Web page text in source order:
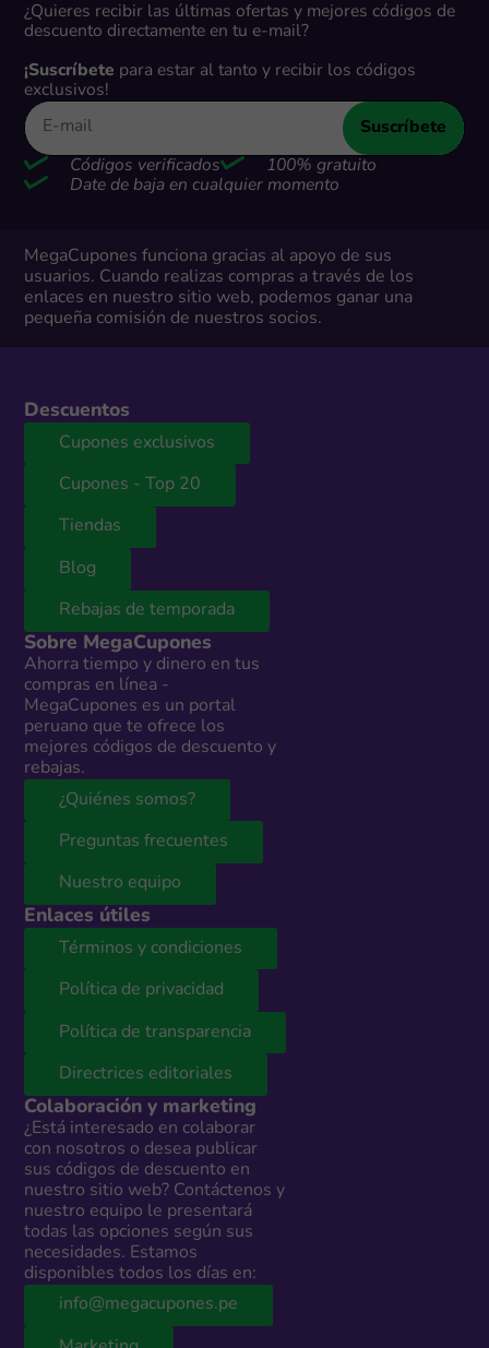
¿Quieres recibir las últimas ofertas y mejores códigos de
descuento directamente en tu e-mail?
¡Suscríbete para estar al tanto y recibir los códigos
exclusivos!
Suscríbete
Códigos verificados
100% gratuito
Date de baja en cualquier momento
MegaCupones funciona gracias al apoyo de sus
usuarios. Cuando realizas compras a través de los
enlaces en nuestro sitio web, podemos ganar una
pequeña comisión de nuestros socios.
Descuentos
Cupones exclusivos
Cupones - Top 20
Tiendas
Blog
Rebajas de temporada
Sobre MegaCupones
Ahorra tiempo y dinero en tus
compras en línea -
MegaCupones es un portal
peruano que te ofrece los
mejores códigos de descuento y
rebajas.
¿Quiénes somos?
Preguntas frecuentes
Nuestro equipo
Enlaces útiles
Términos y condiciones
Política de privacidad
Política de transparencia
Directrices editoriales
Colaboración y marketing
¿Está interesado en colaborar
con nosotros o desea publicar
sus códigos de descuento en
nuestro sitio web? Contáctenos y
nuestro equipo le presentará
todas las opciones según sus
necesidades. Estamos
disponibles todos los días en:
info@megacupones.pe